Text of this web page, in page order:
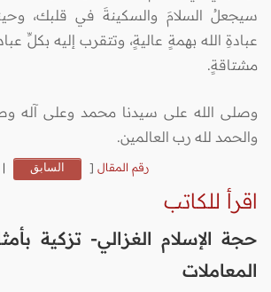
سيجعلُ السلامَ والسكينةَ في قلبك،
عبادةِ الله بهمةٍ عاليةٍ، وتتقرب إليه بكلِّ
مشتاقةٍ.
وصلى الله على سيدنا محمد وعلى آله
والحمد لله رب العالمين.
رقم المقال [ السابق |
اقرأ للكاتب
حجة الإسلام الغزالي- تزكية
المعاملات